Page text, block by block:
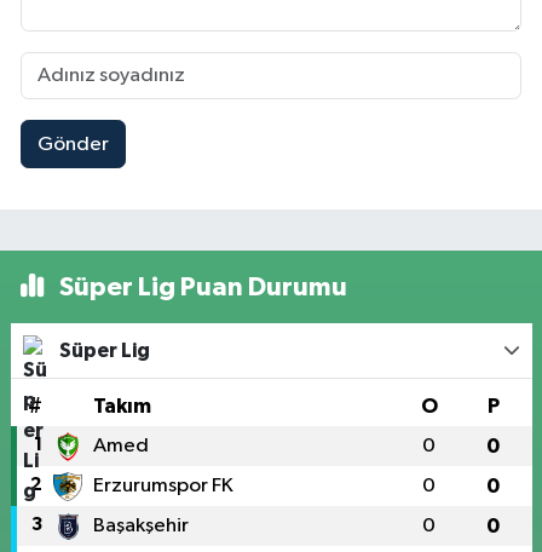
Gönder
Süper Lig Puan Durumu
Süper Lig
# Takım O P
1 Amed 0 0
2 Erzurumspor FK 0 0
3 Başakşehir 0 0